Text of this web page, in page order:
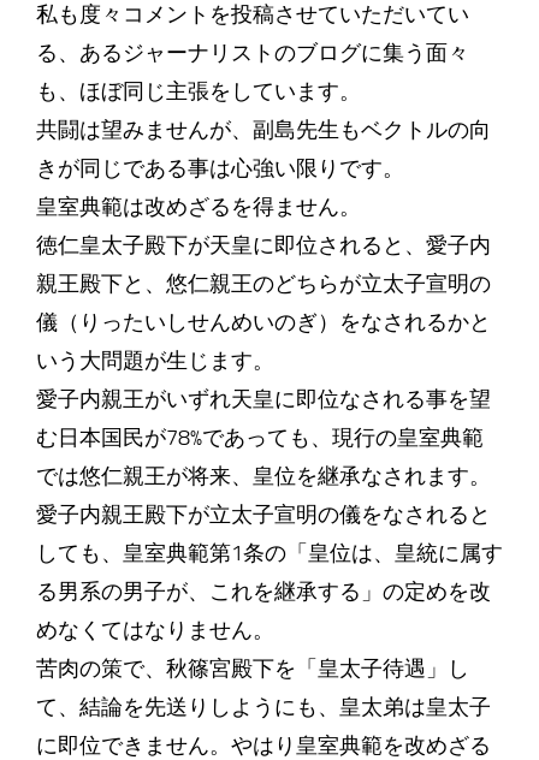
私も度々コメントを投稿させていただいてい
る、あるジャーナリストのブログに集う面々
も、ほぼ同じ主張をしています。
共闘は望みませんが、副島先生もベクトルの向
きが同じである事は心強い限りです。
皇室典範は改めざるを得ません。
徳仁皇太子殿下が天皇に即位されると、愛子内
親王殿下と、悠仁親王のどちらが立太子宣明の
儀（りったいしせんめいのぎ）をなされるかと
いう大問題が生じます。
愛子内親王がいずれ天皇に即位なされる事を望
む日本国民が78%であっても、現行の皇室典範
では悠仁親王が将来、皇位を継承なされます。
愛子内親王殿下が立太子宣明の儀をなされると
しても、皇室典範第1条の「皇位は、皇統に属す
る男系の男子が、これを継承する」の定めを改
めなくてはなりません。
苦肉の策で、秋篠宮殿下を「皇太子待遇」し
て、結論を先送りしようにも、皇太弟は皇太子
に即位できません。やはり皇室典範を改めざる